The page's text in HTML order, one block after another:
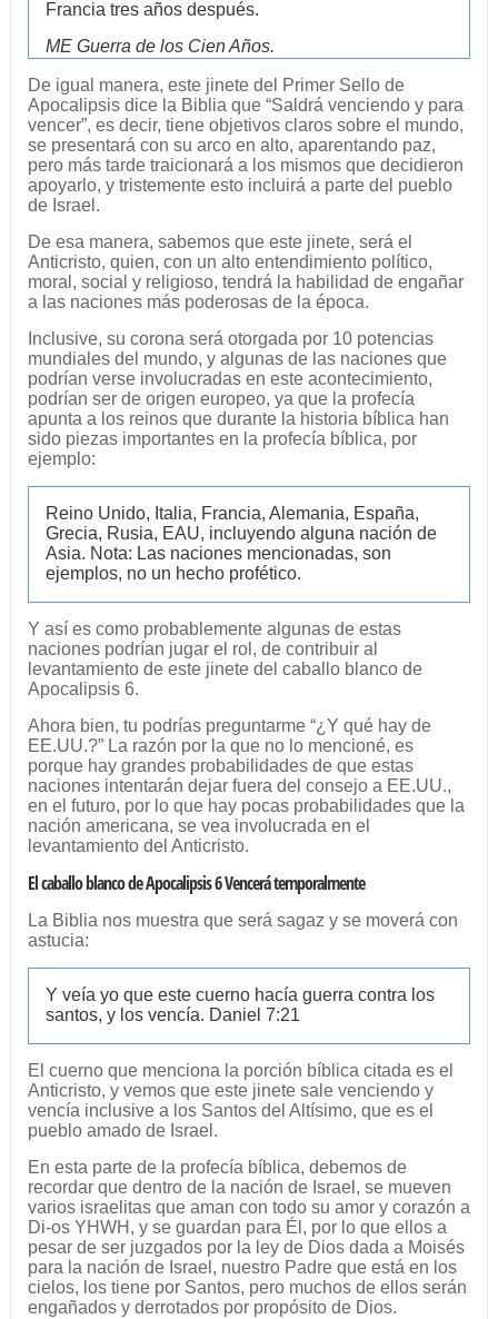
Francia tres años después.
ME Guerra de los Cien Años.
De igual manera, este jinete del Primer Sello de
Apocalipsis dice la Biblia que “Saldrá venciendo y para
vencer”, es decir, tiene objetivos claros sobre el mundo,
se presentará con su arco en alto, aparentando paz,
pero más tarde traicionará a los mismos que decidieron
apoyarlo, y tristemente esto incluirá a parte del pueblo
de Israel.
De esa manera, sabemos que este jinete, será el
Anticristo, quien, con un alto entendimiento político,
moral, social y religioso, tendrá la habilidad de engañar
a las naciones más poderosas de la época.
Inclusive, su corona será otorgada por 10 potencias
mundiales del mundo, y algunas de las naciones que
podrían verse involucradas en este acontecimiento,
podrían ser de origen europeo, ya que la profecía
apunta a los reinos que durante la historia bíblica han
sido piezas importantes en la profecía bíblica, por
ejemplo:
Reino Unido, Italia, Francia, Alemania, España,
Grecia, Rusia, EAU, incluyendo alguna nación de
Asia. Nota: Las naciones mencionadas, son
ejemplos, no un hecho profético.
Y así es como probablemente algunas de estas
naciones podrían jugar el rol, de contribuir al
levantamiento de este jinete del caballo blanco de
Apocalipsis 6.
Ahora bien, tu podrías preguntarme “¿Y qué hay de
EE.UU.?” La razón por la que no lo mencioné, es
porque hay grandes probabilidades de que estas
naciones intentarán dejar fuera del consejo a EE.UU.,
en el futuro, por lo que hay pocas probabilidades que la
nación americana, se vea involucrada en el
levantamiento del Anticristo.
El caballo blanco de Apocalipsis 6 Vencerá temporalmente
La Biblia nos muestra que será sagaz y se moverá con
astucia:
Y veía yo que este cuerno hacía guerra contra los
santos, y los vencía. Daniel 7:21
El cuerno que menciona la porción bíblica citada es el
Anticristo, y vemos que este jinete sale venciendo y
vencía inclusive a los Santos del Altísimo, que es el
pueblo amado de Israel.
En esta parte de la profecía bíblica, debemos de
recordar que dentro de la nación de Israel, se mueven
varios israelitas que aman con todo su amor y corazón a
Di-os YHWH, y se guardan para Él, por lo que ellos a
pesar de ser juzgados por la ley de Dios dada a Moisés
para la nación de Israel, nuestro Padre que está en los
cielos, los tiene por Santos, pero muchos de ellos serán
engañados y derrotados por propósito de Dios.